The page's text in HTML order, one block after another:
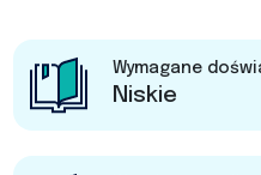
Wymagane
Niskie